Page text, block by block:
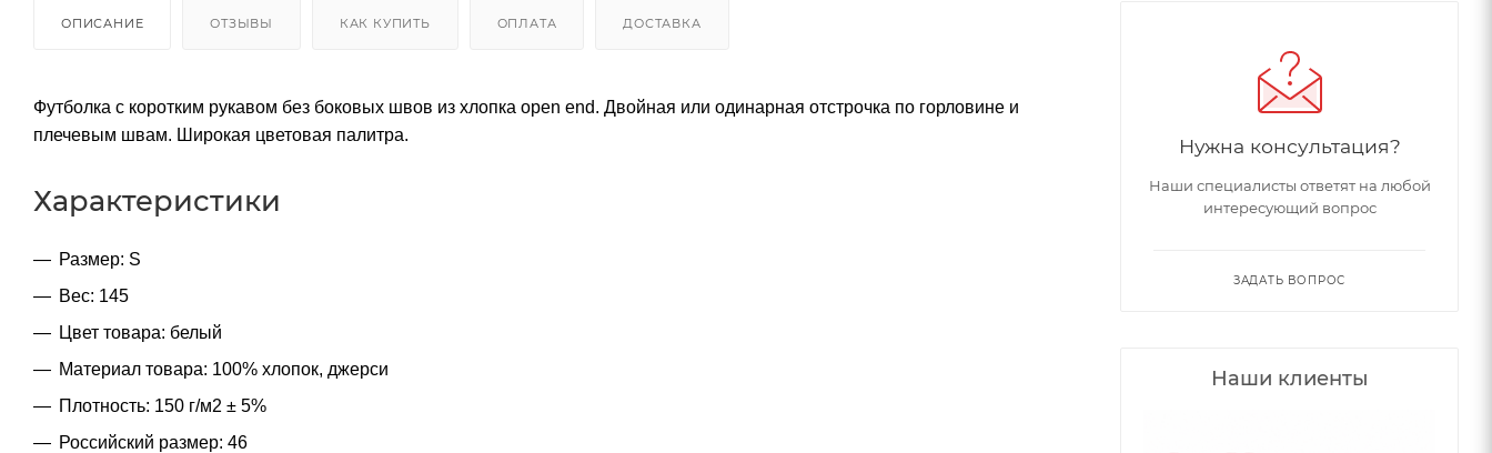
ОПИСАНИЕ ОТЗЫВЫ КАК КУПИТЬ ОПЛАТА ДОСТАВКА
Футболка с коротким рукавом без боковых швов из хлопка open end. Двойная или одинарная отстрочка по горловине и
плечевым швам. Широкая цветовая палитра.
Характеристики
Размер: S
Вес: 145
Цвет товара: белый
Материал товара: 100% хлопок, джерси
Плотность: 150 г/м2 ± 5%
Российский размер: 46
Нужна консультация?
Наши специалисты ответят на любой
интересующий вопрос
ЗАДАТЬ ВОПРОС
Наши клиенты